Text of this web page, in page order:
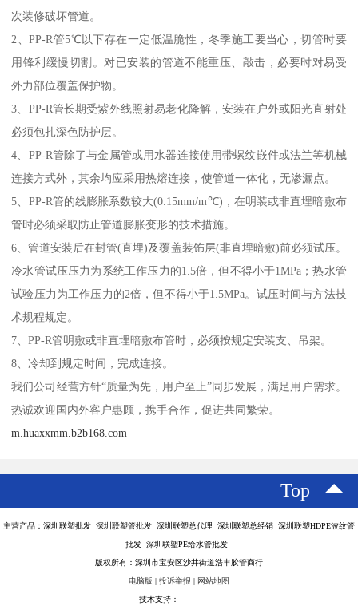
次装修破坏管道。
2、PP-R管5℃以下存在一定低温脆性，冬季施工要当心，切管时要
用锋利缓慢切割。对已安装的管道不能重压、敲击，必要时对易受
外力部位覆盖保护物。
3、PP-R管长期受紫外线照射易老化降解，安装在户外或阳光直射处
必须包扎深色防护层。
4、PP-R管除了与金属管或用水器连接使用带螺纹嵌件或法兰等机械
连接方式外，其余均应采用热熔连接，使管道一体化，无渗漏点。
5、PP-R管的线膨胀系数较大(0.15mm/m℃)，在明装或非直埋暗敷布
管时必须采取防止管道膨胀变形的技术措施。
6、管道安装后在封管(直埋)及覆盖装饰层(非直埋暗敷)前必须试压。
冷水管试压压力为系统工作压力的1.5倍，但不得小于1MPa；热水管
试验压力为工作压力的2倍，但不得小于1.5MPa。试压时间与方法技
术规程规定。
7、PP-R管明敷或非直埋暗敷布管时，必须按规定安装支、吊架。
8、冷却到规定时间，完成连接。
我们公司经营方针“质量为先，用户至上”同步发展，满足用户需求。
热诚欢迎国内外客户惠顾，携手合作，促进共同繁荣。
m.huaxxmm.b2b168.com
Top
主营产品：深圳联塑批发 深圳联塑管批发 深圳联塑总代理 深圳联塑总经销 深圳联塑HDPE波纹管
批发 深圳联塑PE给水管批发
版权所有：深圳市宝安区沙井街道浩丰胶管商行
电脑版 | 投诉举报 | 网站地图
技术支持：